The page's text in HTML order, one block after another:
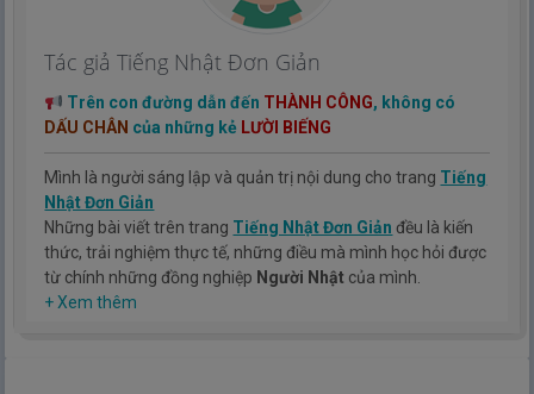
Tác giả Tiếng Nhật Đơn Giản
Trên con đường dẫn đến THÀNH CÔNG, không có
DẤU CHÂN của những kẻ LƯỜI BIẾNG
Mình là người sáng lập và quản trị nội dung cho trang Tiếng
Nhật Đơn Giản
Những bài viết trên trang Tiếng Nhật Đơn Giản đều là kiến
thức, trải nghiệm thực tế, những điều mà mình học hỏi được
từ chính những đồng nghiệp Người Nhật của mình.
Hy vọng rằng kinh nghiệm mà mình có được sẽ giúp các bạn
+ Xem thêm